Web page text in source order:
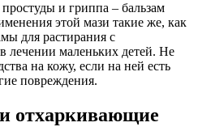
и гриппа – бальзам
этой мази такие же, как
для растирания с
лечении маленьких детей. Не
на кожу, если на ней есть
повреждения.
отхаркивающие